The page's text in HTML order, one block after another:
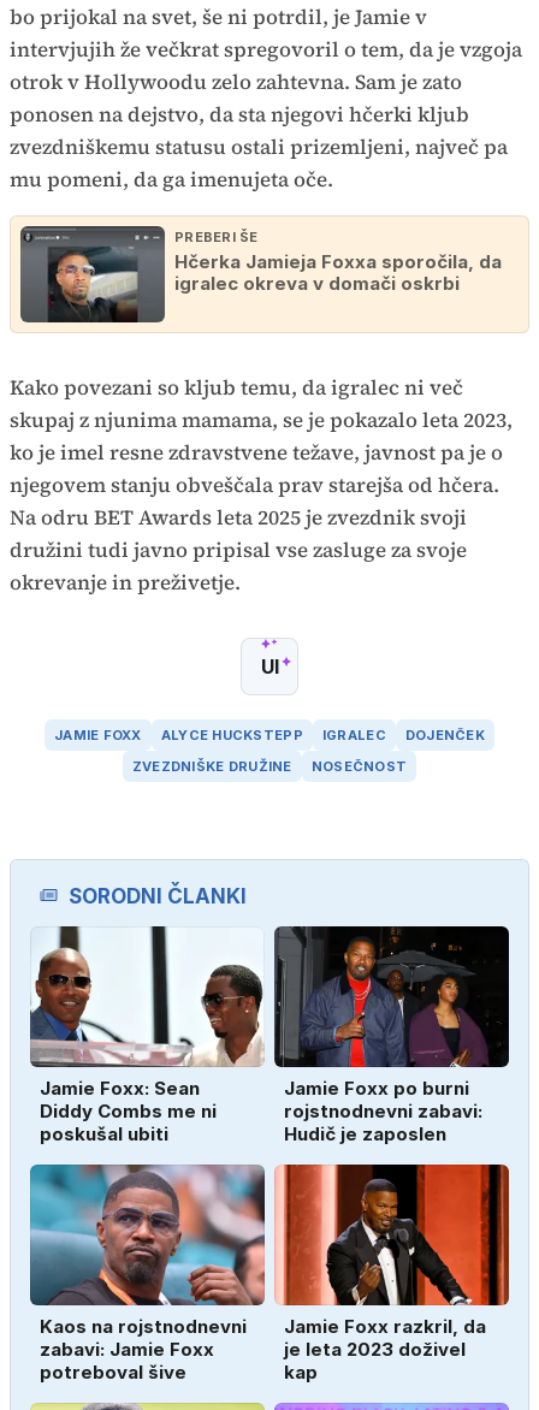
bo prijokal na svet, še ni potrdil, je Jamie v
intervjujih že večkrat spregovoril o tem, da je vzgoja
otrok v Hollywoodu zelo zahtevna. Sam je zato
ponosen na dejstvo, da sta njegovi hčerki kljub
zvezdniškemu statusu ostali prizemljeni, največ pa
mu pomeni, da ga imenujeta oče.
PREBERI ŠE
Hčerka Jamieja Foxxa sporočila, da
igralec okreva v domači oskrbi
Kako povezani so kljub temu, da igralec ni več
skupaj z njunima mamama, se je pokazalo leta 2023,
ko je imel resne zdravstvene težave, javnost pa je o
njegovem stanju obveščala prav starejša od hčera.
Na odru BET Awards leta 2025 je zvezdnik svoji
družini tudi javno pripisal vse zasluge za svoje
okrevanje in preživetje.
UI
JAMIE FOXX ALYCE HUCKSTEPP IGRALEC
DOJENČEK
ZVEZDNIŠKE DRUŽINE
NOSEČNOST
SORODNI ČLANKI
Jamie Foxx: Sean
Diddy Combs me ni
poskušal ubiti
Jamie Foxx po burni
rojstnodnevni zabavi:
Hudič je zaposlen
Kaos na rojstnodnevni
zabavi: Jamie Foxx
potreboval šive
Jamie Foxx razkril, da
je leta 2023 doživel
kap